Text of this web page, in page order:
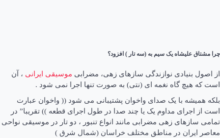
چرا مشتاق علیشاه یک سیم به (سه تار ) افزود؟
از اصول بنیادی نوازندگی سازهای زهی، مضرابی موسیقی ایرانی ، آن
است که هیچ گاه نغمه ای (نتی) به صورت تنها اجرا نمی شود .
بلکه همیشه با یک صدای واخوان پشتیبانی می شود (( واخوان عبارت
است از اجرای مداوم یک یا چند صدا در طول اجرای قطعه )) تقریبا” در
تمامی سازهای زهی مضرابی مانند انواع تنبور ، دو تار در موسیقی نواحی
معاصر ایران در مناطق مختلف خراسان (شمال شرق )